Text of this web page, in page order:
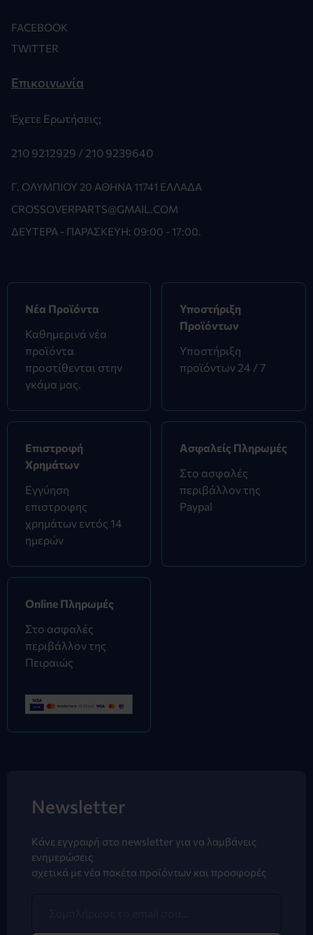
FACEBOOK
TWITTER
Επικοινωνία
Έχετε Ερωτήσεις;
210 9212929 / 210 9239640
Γ. ΟΛΥΜΠΊΟΥ 20 ΑΘΉΝΑ 11741 ΕΛΛΆΔΑ
CROSSOVERPARTS@GMAIL.COM
ΔΕΥΤΈΡΑ - ΠΑΡΑΣΚΕΥΉ: 09:00 - 17:00.
Νέα Προϊόντα
Καθημερινά νέα
προϊόντα
προστίθενται στην
γκάμα μας.
Υποστήριξη
Προϊόντων
Υποστήριξη
προϊόντων 24 / 7
Επιστροφή
Χρημάτων
Εγγύηση
επιστροφης
χρημάτων εντός 14
ημερών
Ασφαλείς Πληρωμές
Στο ασφαλές
περιβάλλον της
Paypal
Online Πληρωμές
Στο ασφαλές
περιβάλλον της
Πειραιώς
Newsletter
Κάνε εγγραφή στο newsletter για να λαμβάνεις
ενημερώσεις
σχετικά με νέα πακέτα προϊόντων και προσφορές